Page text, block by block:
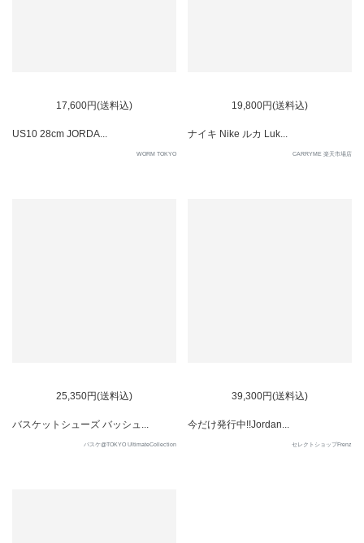
17,600円(送料込)
US10 28cm JORDA...
WORM TOKYO
19,800円(送料込)
ナイキ Nike ルカ Luk...
CARRYME 楽天市場店
25,350円(送料込)
バスケットシューズ バッシュ...
バスケ@TOKYO UltimateCollection
39,300円(送料込)
今だけ発行中!!Jordan...
セレクトショップFrenz